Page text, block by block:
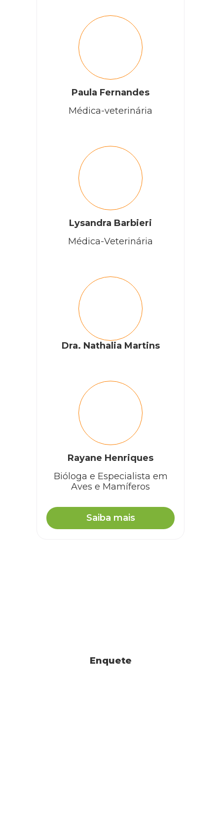
Paula Fernandes
Médica-veterinária
Lysandra Barbieri
Médica-Veterinária
Dra. Nathalia Martins
Rayane Henriques
Bióloga e Especialista em
Aves e Mamíferos
Saiba mais
Enquete